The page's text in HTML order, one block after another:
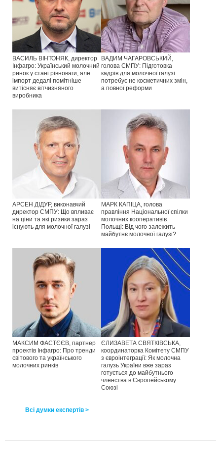
ВАСИЛЬ ВІНТОНЯК, директор
Інфагро: Український молочний
ринок у стані рівноваги, але
імпорт дедалі помітніше
витісняє вітчизняного
виробника
ВАДИМ ЧАГАРОВСЬКИЙ,
голова СМПУ: Підготовка
кадрів для молочної галузі
потребує не косметичних змін,
а повної реформи
АРСЕН ДІДУР, виконавчий
директор СМПУ: Що впливає
на ціни та які ризики зараз
існують для молочної галузі
МАРК КАПІЦА, голова
правління Національної спілки
молочних кооперативів
Польщі: Від чого залежить
майбутнє молочної галузі?
МАКСИМ ФАСТЄЄВ, партнер
проектів Інфагро: Про тренди
світового та українського
молочних ринків
ЄЛИЗАВЕТА СВЯТКІВСЬКА,
координаторка Комітету СМПУ
з євроінтеграції: Як молочна
галузь України вже зараз
готується до майбутнього
членства в Європейському
Союзі
Всі думки експертів >